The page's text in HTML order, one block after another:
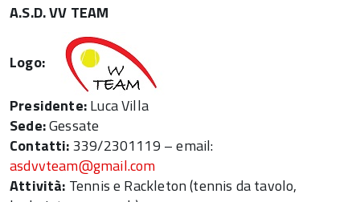
A.S.D. VV TEAM
Logo:
Presidente:Luca Villa
Sede:Gessate
Contatti:339/2301119 – email:
asdvvteam@gmail.com
Attività: Tennis e Rackleton (tennis da tavolo,